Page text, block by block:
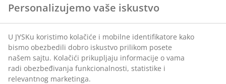
Personalizujemo vaše iskustvo
U JYSKu koristimo kolačiće i mobilne identifikatore kako
bismo obezbedili dobro iskustvo prilikom posete
našem sajtu. Kolačići prikupljaju informacije o vama
radi obezbeđivanja funkcionalnosti, statistike i
relevantnog marketinga.